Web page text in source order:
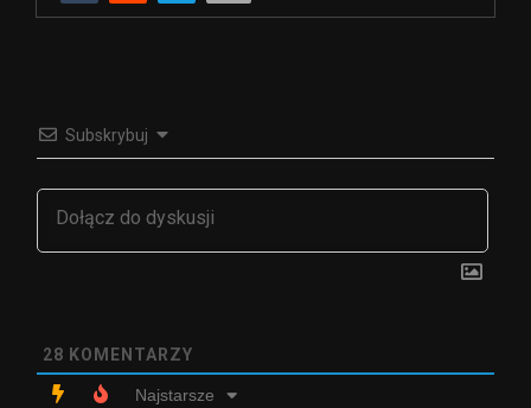
Subskrybuj
28 KOMENTARZY
Najstarsze